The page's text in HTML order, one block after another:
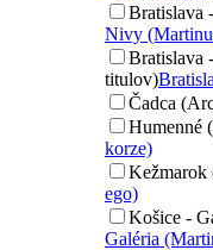
Bratislava
Nivy
Bratislava
titulov)
Čadca
Humenné
korze)
Kežmarok
ego)
Košice -
Galéria